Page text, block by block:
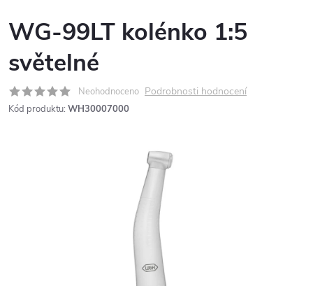
WG-99LT kolénko 1:5
světelné
Neohodnoceno Podrobnosti hodnocení
Kód produktu: WH30007000